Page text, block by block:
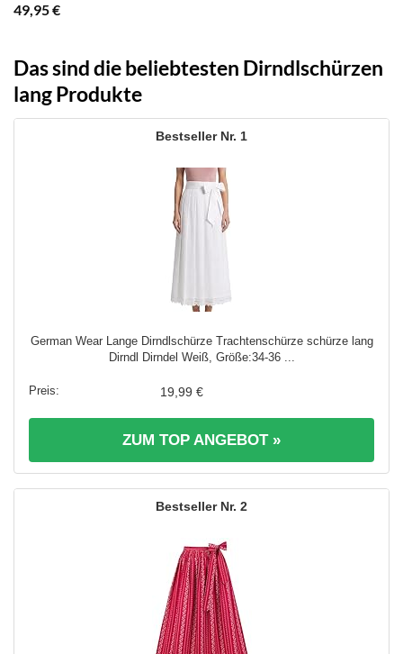
49,95€
Das sind die beliebtesten Dirndlschürzen
lang Produkte
1
German Wear Lange Dirndlschürze Trachtenschürze schürze lang
Dirndl Dirndel Weiß, Größe:34-36 ...
19,99 €
ZUM TOP ANGEBOT »
2